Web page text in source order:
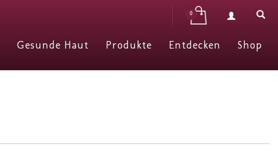
Gesunde Haut Produkte Entdecken Shop